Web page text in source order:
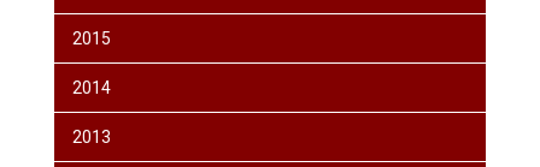
2015
2014
2013